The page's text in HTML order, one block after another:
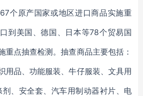
个原产国家或地区进口商品实施重
到美国、德国、日本等78个贸易国
重点抽查检测。抽查商品主要包括：
用品、功能服装、牛仔服装、文具用
、安全套、汽车用制动器衬片、电